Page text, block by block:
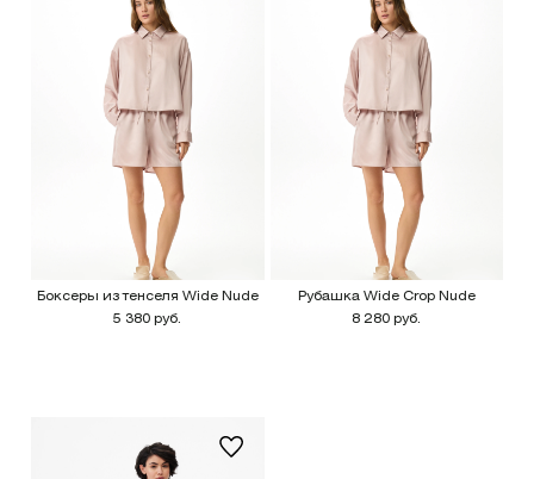
Боксеры из тенселя Wide Nude
5 380 руб.
Рубашка Wide Сrop Nude
8 280 руб.